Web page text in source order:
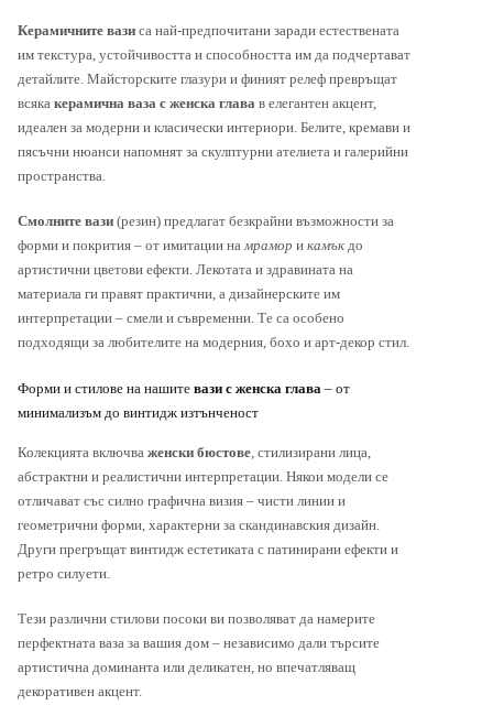
Керамичните вази са най-предпочитани заради естествената
им текстура, устойчивостта и способността им да подчертават
детайлите. Майсторските глазури и финият релеф превръщат
всяка керамична ваза с женска глава в елегантен акцент,
идеален за модерни и класически интериори. Белите, кремави и
пясъчни нюанси напомнят за скулптурни ателиета и галерийни
пространства.
Смолните вази (резин) предлагат безкрайни възможности за
форми и покрития – от имитации намрамор и камък до
артистични цветови ефекти. Лекотата и здравината на
материала ги правят практични, а дизайнерските им
интерпретации – смели и съвременни. Те са особено
подходящи за любителите на модерния, бохо и арт-декор стил.
Форми и стилове на нашите вази с женска глава – от
минимализъм до винтидж изтънченост
Колекцията включва женски бюстове , стилизирани лица,
абстрактни и реалистични интерпретации. Някои модели се
отличават със силно графична визия – чисти линии и
геометрични форми, характерни за скандинавския дизайн.
Други прегръщат винтидж естетиката с патинирани ефекти и
ретро силуети.
Тези различни стилови посоки ви позволяват да намерите
перфектната ваза за вашия дом – независимо дали търсите
артистична доминанта или деликатен, но впечатляващ
декоративен акцент.